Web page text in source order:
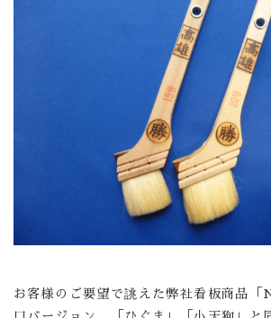
お客様のご要望で誂えた弊社看板商品